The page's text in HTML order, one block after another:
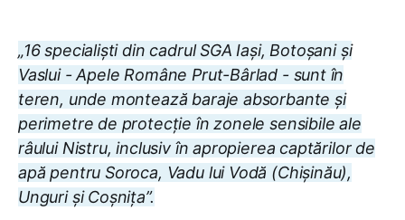
„16 specialiști din cadrul SGA Iași, Botoșani și
Vaslui - Apele Române Prut-Bârlad - sunt în
teren, unde montează baraje absorbante și
perimetre de protecție în zonele sensibile ale
râului Nistru, inclusiv în apropierea captărilor de
apă pentru Soroca, Vadu lui Vodă (Chișinău),
Unguri și Coșnița”.